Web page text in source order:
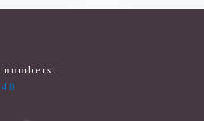
numbers:
40